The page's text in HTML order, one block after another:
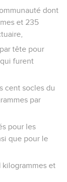
dont
et 235
tête pour
furent
cent socles du
par
pour les
que pour le
kilogrammes et